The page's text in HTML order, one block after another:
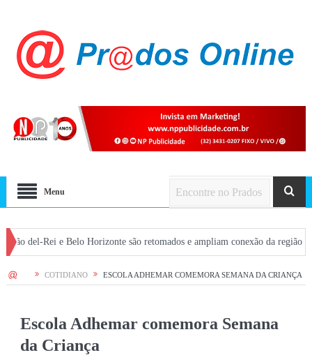
Menu
Rei e Belo Horizonte são retomados e ampliam conexão da região com a
HOME COTIDIANO ESCOLA ADHEMAR COMEMORA SEMANA DA CRIANÇA
Escola Adhemar comemora Semana
da Criança